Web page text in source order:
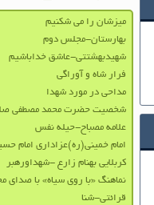
میزشان را می شکنیم
بهارستان-مجلس دوم
شهیدبهشتتی-عاشق خداباشیم
فرار شاه و آوراگی
مداحی در مورد شهدا
شخصیت حضرت محمد مصطفی
علامه مصباح-حیله نفس
امام خمینی(ره)عزاداری امام
کربلایی بهنام زارع -شهداورهبر
نماهنگ «با روی سیاه» با صدای
قرائتی-شنا